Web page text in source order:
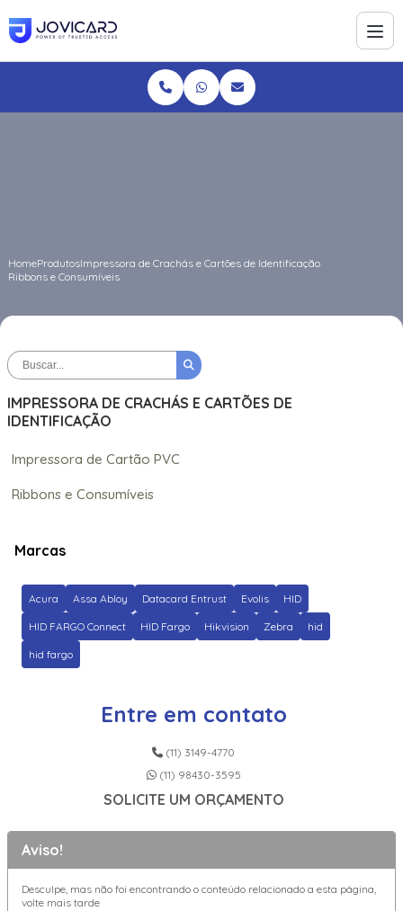
HomeProdutosImpressora de Crachás e Cartões de Identificação
Ribbons e Consumíveis
IMPRESSORA DE CRACHÁS E CARTÕES DE
IDENTIFICAÇÃO
Impressora de Cartão PVC
Ribbons e Consumíveis
Marcas
Acura Assa Abloy Datacard Entrust Evolis HID
HID FARGO Connect HID Fargo Hikvision Zebra hid
hid fargo
Entre em contato
(11) 3149-4770
(11) 98430-3595
SOLICITE UM ORÇAMENTO
Aviso!
Desculpe, mas não foi encontrando o conteúdo relacionado a esta página,
volte mais tarde